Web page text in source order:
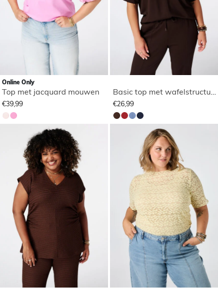
Online Only
Top met jacquard mouwen
€39,99
Basic top met wafelstructuur
€26,99